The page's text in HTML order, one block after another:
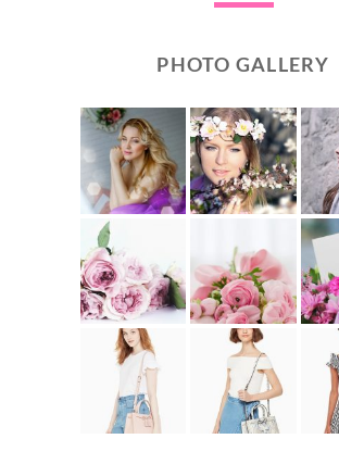
PHOTO GALLERY